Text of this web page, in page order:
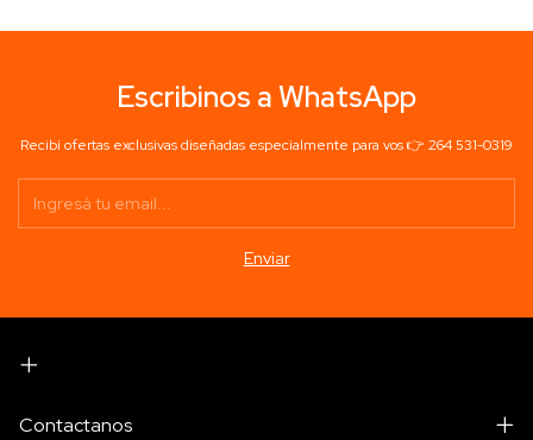
Escribinos a WhatsApp
Recibí ofertas exclusivas diseñadas especialmente para vos 👉 264 531-0319
Contactanos